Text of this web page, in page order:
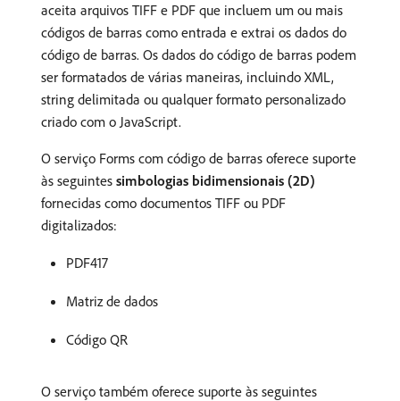
aceita arquivos TIFF e PDF que incluem um ou mais
códigos de barras como entrada e extrai os dados do
código de barras. Os dados do código de barras podem
ser formatados de várias maneiras, incluindo XML,
string delimitada ou qualquer formato personalizado
criado com o JavaScript.
O serviço Forms com código de barras oferece suporte
às seguintes simbologias bidimensionais (2D)
fornecidas como documentos TIFF ou PDF
digitalizados:
PDF417
Matriz de dados
Código QR
O serviço também oferece suporte às seguintes